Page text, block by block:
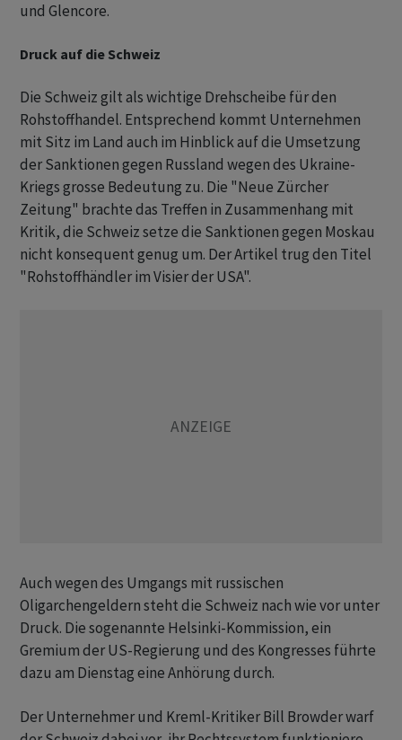
und Glencore.
Druck auf die Schweiz
Die Schweiz gilt als wichtige Drehscheibe für den
Rohstoffhandel. Entsprechend kommt Unternehmen
mit Sitz im Land auch im Hinblick auf die Umsetzung
der Sanktionen gegen Russland wegen des Ukraine-
Kriegs grosse Bedeutung zu. Die "Neue Zürcher
Zeitung" brachte das Treffen in Zusammenhang mit
Kritik, die Schweiz setze die Sanktionen gegen Moskau
nicht konsequent genug um. Der Artikel trug den Titel
"Rohstoffhändler im Visier der USA".
Auch wegen des Umgangs mit russischen
Oligarchengeldern steht die Schweiz nach wie vor unter
Druck. Die sogenannte Helsinki-Kommission, ein
Gremium der US-Regierung und des Kongresses führte
dazu am Dienstag eine Anhörung durch.
Der Unternehmer und Kreml-Kritiker Bill Browder warf